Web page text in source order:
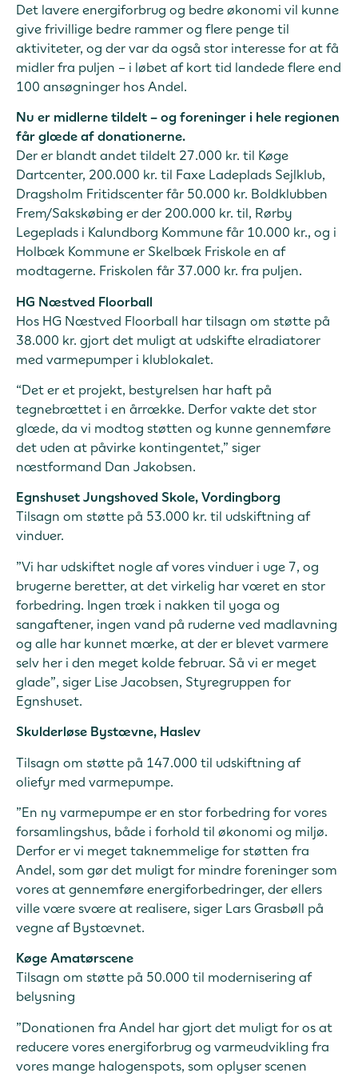
Det lavere energiforbrug og bedre økonomi vil kunne
give frivillige bedre rammer og flere penge til
aktiviteter, og der var da også stor interesse for at få
midler fra puljen – i løbet af kort tid landede flere end
100 ansøgninger hos Andel.
Nu er midlerne tildelt – og foreninger i hele regionen
får glæde af donationerne.
Der er blandt andet tildelt 27.000 kr. til Køge
Dartcenter, 200.000 kr. til Faxe Ladeplads Sejlklub,
Dragsholm Fritidscenter får 50.000 kr. Boldklubben
Frem/Sakskøbing er der 200.000 kr. til, Rørby
Legeplads i Kalundborg Kommune får 10.000 kr., og i
Holbæk Kommune er Skelbæk Friskole en af
modtagerne. Friskolen får 37.000 kr. fra puljen.
HG Næstved Floorball
Hos HG Næstved Floorball har tilsagn om støtte på
38.000 kr. gjort det muligt at udskifte elradiatorer
med varmepumper i klublokalet.
“Det er et projekt, bestyrelsen har haft på
tegnebrættet i en årrække. Derfor vakte det stor
glæde, da vi modtog støtten og kunne gennemføre
det uden at påvirke kontingentet,” siger
næstformand Dan Jakobsen.
Egnshuset Jungshoved Skole, Vordingborg
Tilsagn om støtte på 53.000 kr. til udskiftning af
vinduer.
”Vi har udskiftet nogle af vores vinduer i uge 7, og
brugerne beretter, at det virkelig har været en stor
forbedring. Ingen træk i nakken til yoga og
sangaftener, ingen vand på ruderne ved madlavning
og alle har kunnet mærke, at der er blevet varmere
selv her i den meget kolde februar. Så vi er meget
glade”, siger Lise Jacobsen, Styregruppen for
Egnshuset.
Skulderløse Bystævne, Haslev
Tilsagn om støtte på 147.000 til udskiftning af
oliefyr med varmepumpe.
”En ny varmepumpe er en stor forbedring for vores
forsamlingshus, både i forhold til økonomi og miljø.
Derfor er vi meget taknemmelige for støtten fra
Andel, som gør det muligt for mindre foreninger som
vores at gennemføre energiforbedringer, der ellers
ville være svære at realisere, siger Lars Grasbøll på
vegne af Bystævnet.
Køge Amatørscene
Tilsagn om støtte på 50.000 til modernisering af
belysning
”Donationen fra Andel har gjort det muligt for os at
reducere vores energiforbrug og varmeudvikling fra
vores mange halogenspots, som oplyser scenen